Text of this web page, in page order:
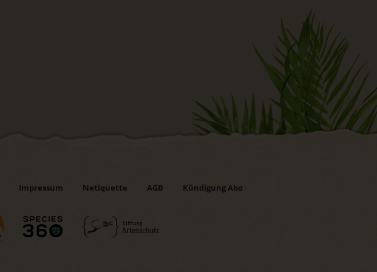
Impressum Netiquette AGB Kündigung Abo